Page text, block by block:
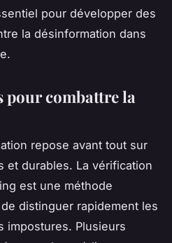
pour développer des
la désinformation dans
pour combattre la
repose avant tout sur
et durables. La vérification
est une méthode
distinguer rapidement les
impostures. Plusieurs